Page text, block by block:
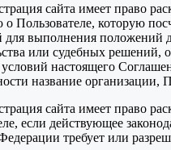
сайта имеет право
Пользователе, которую
для выполнения положений
или судебных решений,
настоящего
название организации,
сайта имеет право
если действующее
требует или